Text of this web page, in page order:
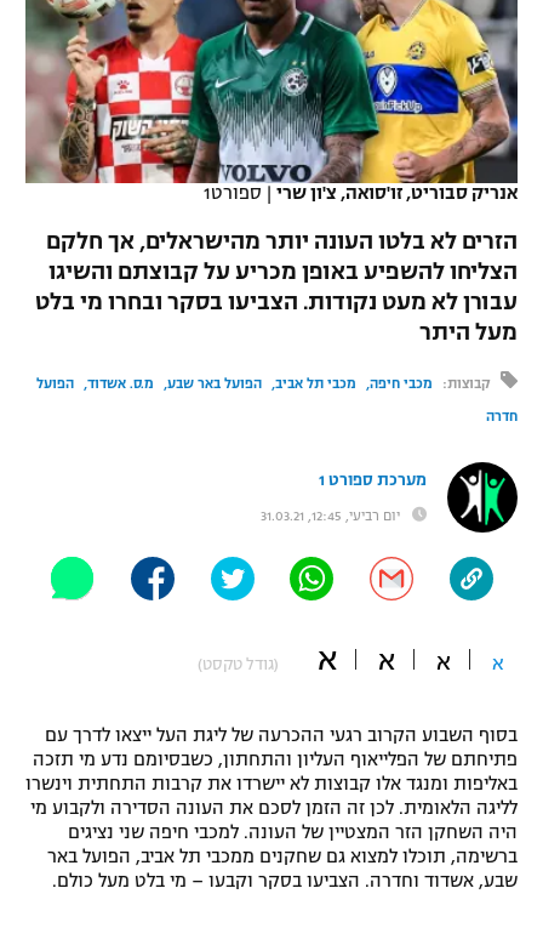
VOD
רץ ברשת
תוצאות
לוח שידורים
ברחבה
"מעל הליגה" – פודקאסט
"מחצית בשכונה" – פודקאסט
משתתפים וזוכים בפרסים
תקנון משתתפים וזוכים בפרסים
תקנון עבור פעילות אלקטרה
תקנון עבור פעילות ספורט 1 – "מרלן"
טניס
גיימינג E-Sports
נבחרת ישראל
מכבי חיפה
בית"ר ירושלים
מכבי תל אביב
הפועל תל אביב
הפועל חיפה
הפועל באר שבע
בני יהודה
ליגה ספרדית
ליגה איטלקית
ליגה צרפתית
ליגה הולנדית
ליגה טורקית
ליגה סינית
ליגות נוספות
כדורסל נשים
מכבי תל אביב
הפועל חולון
הפועל ירושלים
דני אבדיה
יורוליג
יורוקאפ
טניס
כדוריד
כדורעף
שחייה
ג'ודו
ספורט אולימפי
UFC
היאבקות WWE
אופניים
ספורט מוטורי
פוטבול אמריקאי NFL
בייסבול MLB
ספורט אתגרי ואקסטרים
אנריק סבוריט, זו'סואה, צ'ון שרי | ספורט1
הזרים לא בלטו העונה יותר מהישראלים, אך חלקם
הצליחו להשפיע באופן מכריע על קבוצתם והשיגו
עבורן לא מעט נקודות. הצביעו בסקר ובחרו מי בלט
מעל היתר
קבוצות: מכבי חיפה מכבי תל אביב הפועל באר שבע מ.ס. אשדוד הפועל
חדרה
מערכת ספורט 1
יום רביעי, 12:45, 31.03.21
א א א א (גודל טקסט)
בסוף השבוע הקרוב רגעי ההכרעה של ליגת העל ייצאו לדרך עם
פתיחתם של הפלייאוף העליון והתחתון, כשבסיומם נדע מי תזכה
באליפות ומנגד אלו קבוצות לא יישרדו את קרבות התחתית וינשרו
לליגה הלאומית. לכן זה הזמן לסכם את העונה הסדירה ולקבוע מי
היה השחקן הזר המצטיין של העונה. למכבי חיפה שני נציגים
ברשימה, תוכלו למצוא גם שחקנים ממכבי תל אביב, הפועל באר
שבע, אשדוד וחדרה. הצביעו בסקר וקבעו – מי בלט מעל כולם.